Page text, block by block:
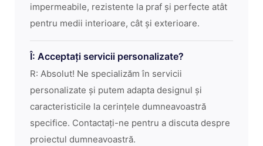
impermeabile, rezistente la praf și perfecte atât
pentru medii interioare, cât și exterioare.
Î: Acceptați servicii personalizate?
R: Absolut! Ne specializăm în servicii
personalizate și putem adapta designul și
caracteristicile la cerințele dumneavoastră
specifice. Contactați-ne pentru a discuta despre
proiectul dumneavoastră.